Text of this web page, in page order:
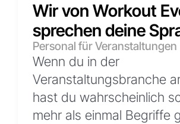
Wir von Workout
sprechen deine
Personal für Veranstaltungen
Wenn du in der
Veranstaltungsbranche
hast du wahrscheinlich
mehr als einmal Begriffe